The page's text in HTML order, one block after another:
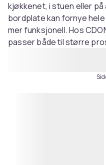
kjøkkenet, i stuen eller
bordplate kan fornye
mer funksjonell. Hos
passer både til større